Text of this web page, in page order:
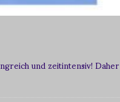
und zeitintensiv! Daher